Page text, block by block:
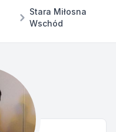
Stara Miłosna
Wschód